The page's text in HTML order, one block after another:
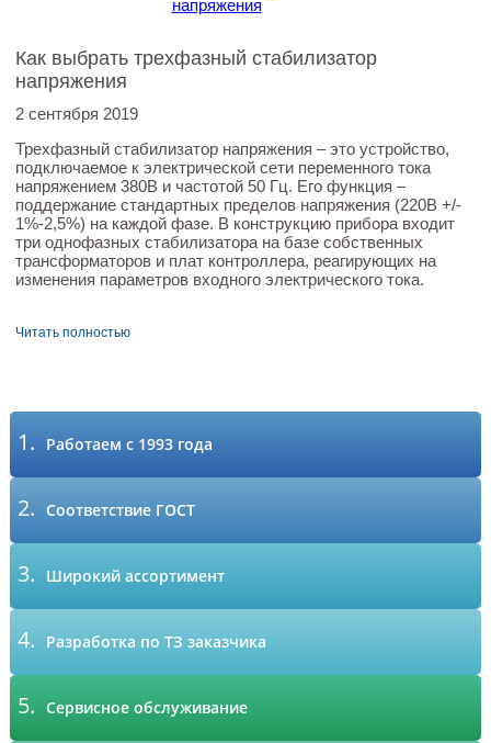
Как выбрать трехфазный стабилизатор
напряжения
2 сентября 2019
Трехфазный стабилизатор напряжения – это устройство,
подключаемое к электрической сети переменного тока
напряжением 380В и частотой 50 Гц. Его функция –
поддержание стандартных пределов напряжения (220В +/-
1%-2,5%) на каждой фазе. В конструкцию прибора входит
три однофазных стабилизатора на базе собственных
трансформаторов и плат контроллера, реагирующих на
изменения параметров входного электрического тока.
Читать полностью
1. Работаем с 1993 года
2. Соответствие ГОСТ
3. Широкий ассортимент
4. Разработка по ТЗ заказчика
5. Сервисное обслуживание